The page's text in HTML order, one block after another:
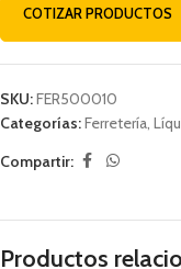
COTIZAR PRODUCTOS
SKU:FER500010
Categorías:Ferretería,
Compartir:
Productos